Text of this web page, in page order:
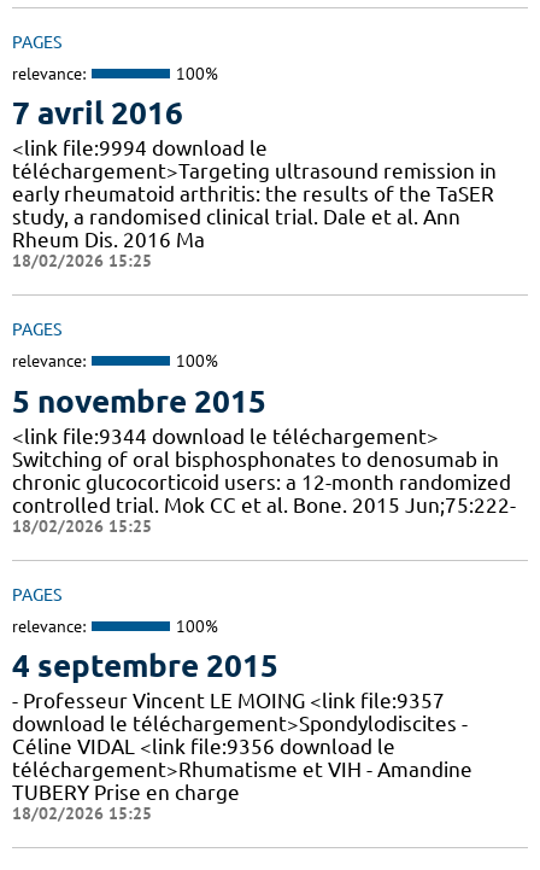
PAGES
relevance: 100%
7 avril 2016
<link file:9994 download le
téléchargement>Targeting ultrasound remission in
early rheumatoid arthritis: the results of the TaSER
study, a randomised clinical trial. Dale et al. Ann
Rheum Dis. 2016 Ma
18/02/2026 15:25
PAGES
relevance: 100%
5 novembre 2015
<link file:9344 download le téléchargement>
Switching of oral bisphosphonates to denosumab in
chronic glucocorticoid users: a 12-month randomized
controlled trial. Mok CC et al. Bone. 2015 Jun;75:222-
18/02/2026 15:25
PAGES
relevance: 100%
4 septembre 2015
- Professeur Vincent LE MOING <link file:9357
download le téléchargement>Spondylodiscites -
Céline VIDAL <link file:9356 download le
téléchargement>Rhumatisme et VIH - Amandine
TUBERY Prise en charge
18/02/2026 15:25